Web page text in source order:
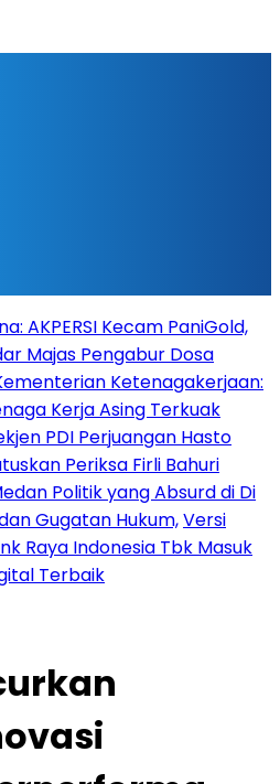
AKPERSI Kecam PaniGold,
Majas Pengabur Dosa
Ketenagakerjaan:
Kerja Asing Terkuak
PDI Perjuangan Hasto
Periksa Firli Bahuri
Politik yang Absurd di Di
Gugatan Hukum,Versi
Raya Indonesia Tbk Masuk
Terbaik